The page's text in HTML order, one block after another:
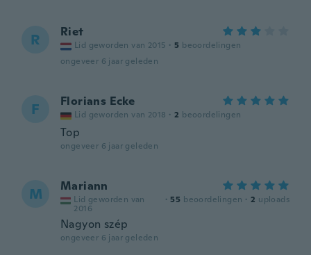
R Riet
Lid geworden van 2015 · 5 beoordelingen
ongeveer 6 jaar geleden
F Florians Ecke
Lid geworden van 2018 · 2 beoordelingen
Top
ongeveer 6 jaar geleden
M Mariann
Lid geworden van
2016
· 55 beoordelingen · 2 uploads
Nagyon szép
ongeveer 6 jaar geleden